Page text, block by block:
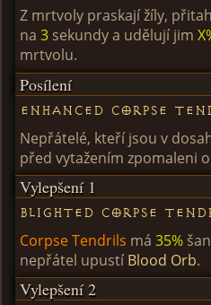
Z mrtvoly praskají žíly,
na 3 sekundy a udělují jim
mrtvolu.
Posílení
Enhanced Corpse
Nepřátelé, kteří jsou v
před vytažením zpomaleni o
Vylepšení 1
Blighted Corpse
Corpse Tendrils má 35%
nepřátel upustíBlood Orb.
Vylepšení 2